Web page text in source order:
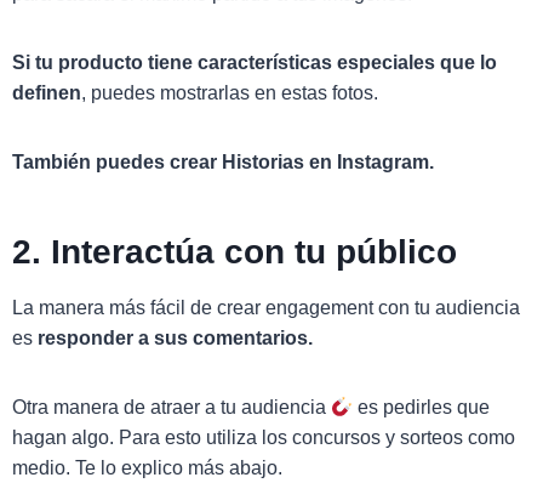
Si tu producto tiene características especiales que lo
definen, puedes mostrarlas en estas fotos.
También puedes crear Historias en Instagram.
2. Interactúa con tu público
La manera más fácil de crear engagement con tu audiencia
es responder a sus comentarios.
Otra manera de atraer a tu audiencia
es pedirles que
hagan algo. Para esto utiliza los concursos y sorteos como
medio. Te lo explico más abajo.